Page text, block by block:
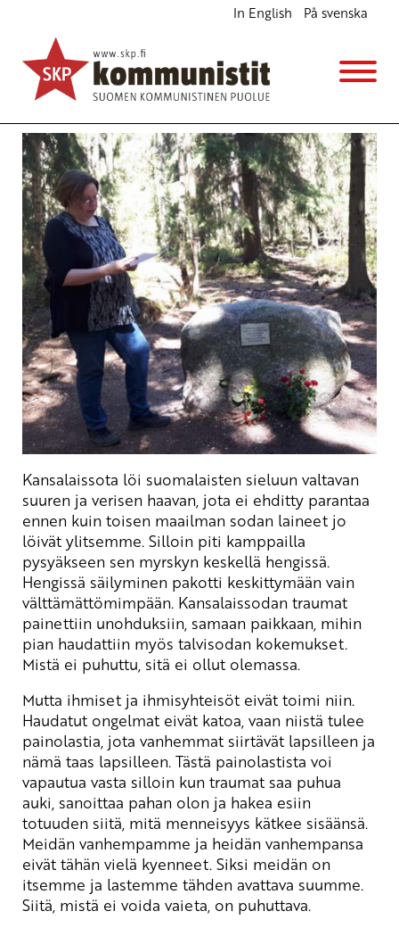
In English På svenska
Taakka on aika laskea pois
Ajankohtaista
Avainsanat:1918,luokkasota,Puustellinmetsä
Kansalaissota löi suomalaisten sieluun valtavan
suuren ja verisen haavan, jota ei ehditty parantaa
ennen kuin toisen maailman sodan laineet jo
löivät ylitsemme. Silloin piti kamppailla
pysyäkseen sen myrskyn keskellä hengissä.
Hengissä säilyminen pakotti keskittymään vain
välttämättömimpään. Kansalaissodan traumat
painettiin unohduksiin, samaan paikkaan, mihin
pian haudattiin myös talvisodan kokemukset.
Mistä ei puhuttu, sitä ei ollut olemassa.
Mutta ihmiset ja ihmisyhteisöt eivät toimi niin.
Haudatut ongelmat eivät katoa, vaan niistä tulee
painolastia, jota vanhemmat siirtävät lapsilleen ja
nämä taas lapsilleen. Tästä painolastista voi
vapautua vasta silloin kun traumat saa puhua
auki, sanoittaa pahan olon ja hakea esiin
totuuden siitä, mitä menneisyys kätkee sisäänsä.
Meidän vanhempamme ja heidän vanhempansa
eivät tähän vielä kyenneet. Siksi meidän on
itsemme ja lastemme tähden avattava suumme.
Siitä, mistä ei voida vaieta, on puhuttava.